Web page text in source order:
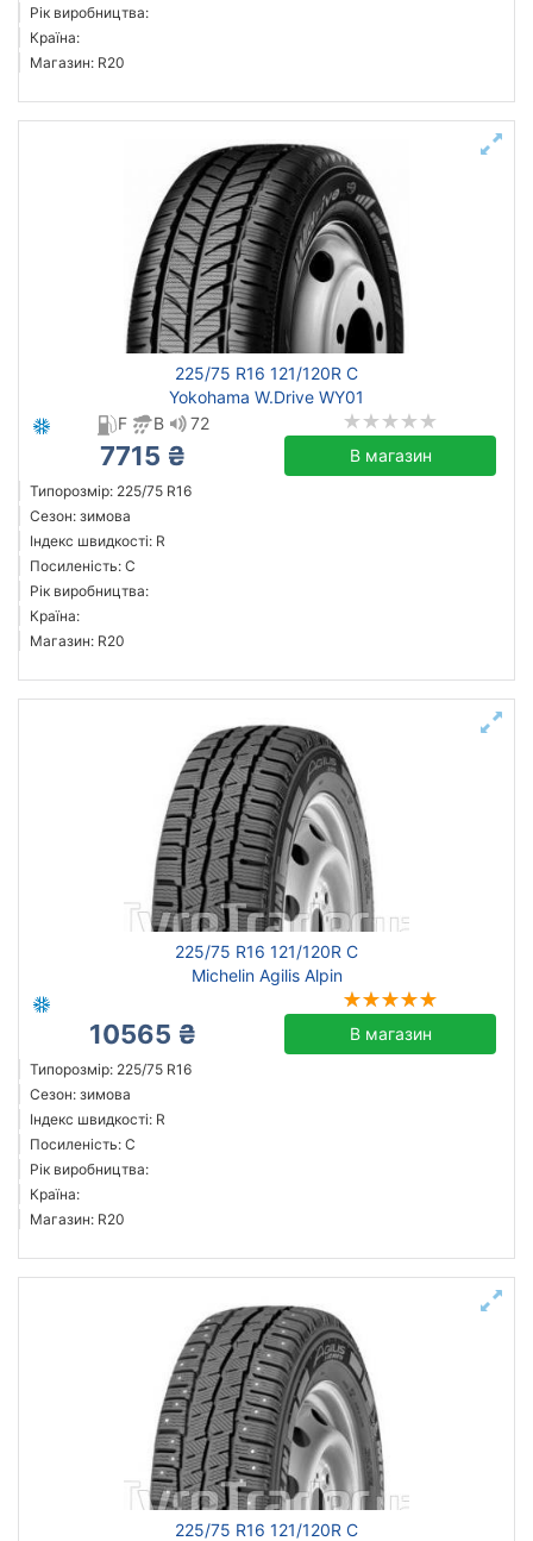
Рік виробництва:
Країна:
Магазин: R20
225/75 R16 121/120R C
Yokohama W.Drive WY01
F
B 72
7715 ₴ В магазин
Типорозмір: 225/75 R16
Сезон: зимова
Індекс швидкості: R
Посиленість: C
Рік виробництва:
Країна:
Магазин: R20
225/75 R16 121/120R C
Michelin Agilis Alpin
10565 ₴ В магазин
Типорозмір: 225/75 R16
Сезон: зимова
Індекс швидкості: R
Посиленість: C
Рік виробництва:
Країна:
Магазин: R20
225/75 R16 121/120R C